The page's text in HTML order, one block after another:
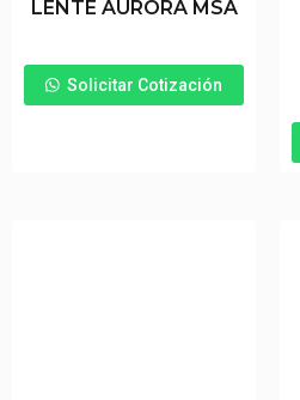
LENTE AURORA MSA
Solicitar Cotización